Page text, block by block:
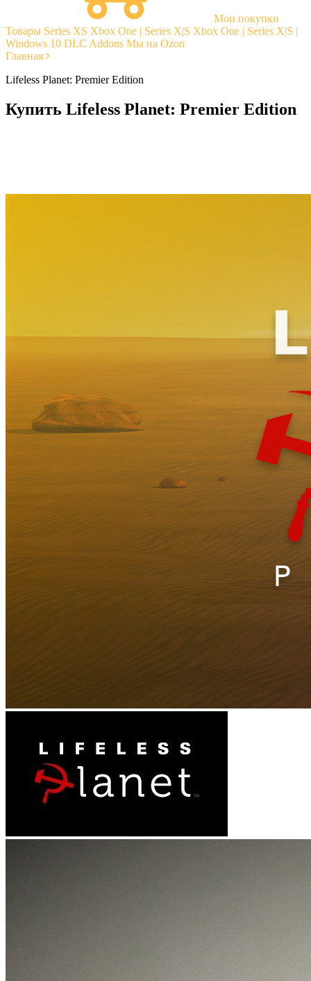
Мои покупки
Товары Series XS Xbox One | Series X|S Xbox One | Series X|S |
Windows 10 DLC Addons Мы на Ozon
Главная
Lifeless Planet: Premier Edition
Купить Lifeless Planet: Premier Edition